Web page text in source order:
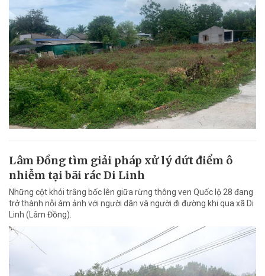
Lâm Đồng tìm giải pháp xử lý dứt điểm ô
nhiễm tại bãi rác Di Linh
Những cột khói trắng bốc lên giữa rừng thông ven Quốc lộ 28 đang
trở thành nỗi ám ảnh với người dân và người đi đường khi qua xã Di
Linh (Lâm Đồng).